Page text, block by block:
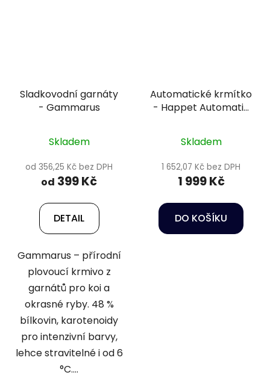
Sladkovodní garnáty
- Gammarus
Skladem
od 356,25 Kč bez DPH
od 399 Kč
DETAIL
Gammarus – přírodní
plovoucí krmivo z
garnátů pro koi a
okrasné ryby. 48 %
bílkovin, karotenoidy
pro intenzivní barvy,
lehce stravitelné i od 6
°C....
Automatické krmítko
- Happet Automatic
Skladem
1 652,07 Kč bez DPH
1 999 Kč
DO KOŠÍKU